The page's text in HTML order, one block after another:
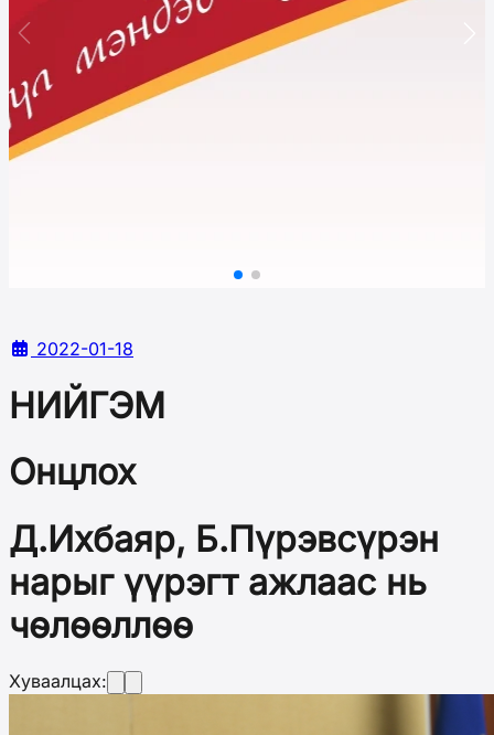
2022-01-18
НИЙГЭМ
Онцлох
Д.Ихбаяр, Б.Пүрэвсүрэн
нарыг үүрэгт ажлаас нь
чөлөөллөө
Хуваалцах: